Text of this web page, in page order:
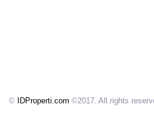
© IDProperti.com ©2017. All rights